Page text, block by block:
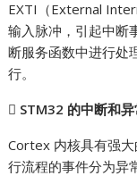
EXTI（External
输入脉冲，引起中断
断服务函数中进行处
行。
 STM32 的中断和异
Cortex 内核具有强
行流程的事件分为